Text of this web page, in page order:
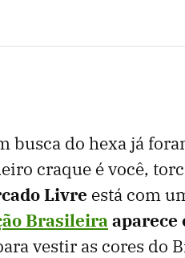
busca do hexa já
craque é você,
Livre está com
Brasileira aparece
vestir as cores do